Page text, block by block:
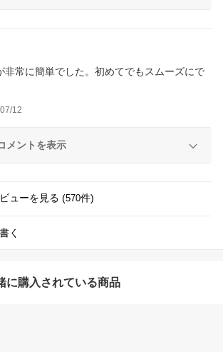
非常に簡単でした。初めてでもスムーズにで
12
メントを表示
ューを見る (570件)
く
に購入されている商品